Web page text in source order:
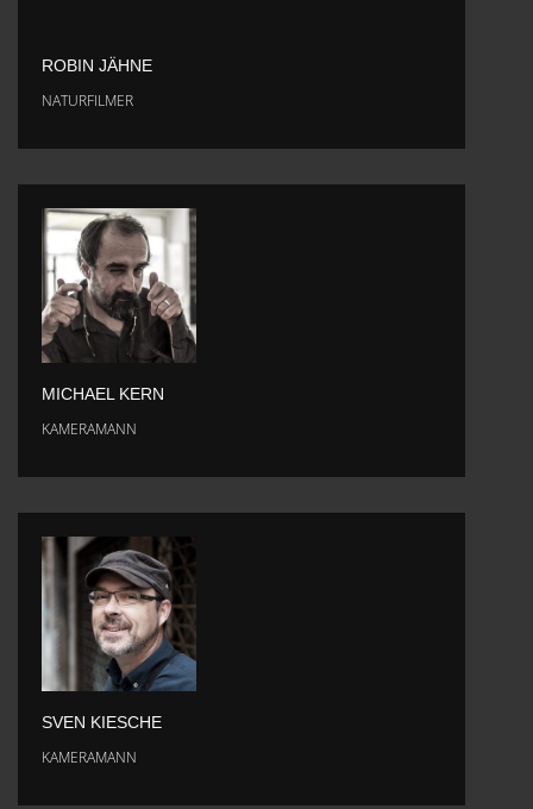
ROBIN JÄHNE
NATURFILMER
MICHAEL KERN
KAMERAMANN
SVEN KIESCHE
KAMERAMANN